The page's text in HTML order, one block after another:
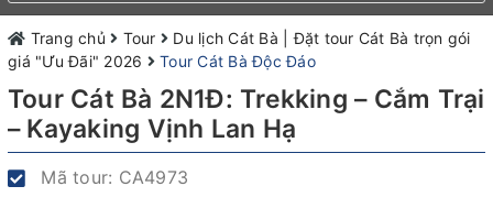
Trang chủ Tour
Du lịch Cát Bà | Đặt tour Cát Bà trọn gói
giá "Ưu Đãi" 2026
Tour Cát Bà Độc Đáo
Tour Cát Bà 2N1Đ: Trekking – Cắm Trại
– Kayaking Vịnh Lan Hạ
Mã tour: CA4973